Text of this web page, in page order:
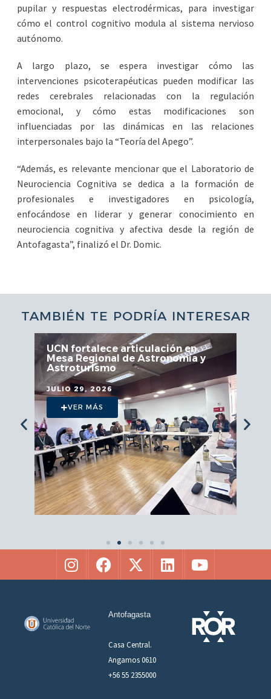
pupilar y respuestas electrodérmicas, para investigar
cómo el control cognitivo modula al sistema nervioso
autónomo.
A largo plazo, se espera investigar cómo las
intervenciones psicoterapéuticas pueden modificar las
redes cerebrales relacionadas con la regulación
emocional, y cómo estas modificaciones son
influenciadas por las dinámicas en las relaciones
interpersonales bajo la “Teoría del Apego”.
“Además, es relevante mencionar que el Laboratorio de
Neurociencia Cognitiva se dedica a la formación de
profesionales e investigadores en psicología,
enfocándose en liderar y generar conocimiento en
neurociencia cognitiva y afectiva desde la región de
Antofagasta”, finalizó el Dr. Domic.
TAMBIÉN TE PODRÍA INTERESAR
UCN fortalece articulación en
Mesa Regional de Astronomía y
Astroturismo
JULIO 29, 2026
VER MÁS
Antofagasta
Casa Central.
Angamos 0610
+56 55 2355000